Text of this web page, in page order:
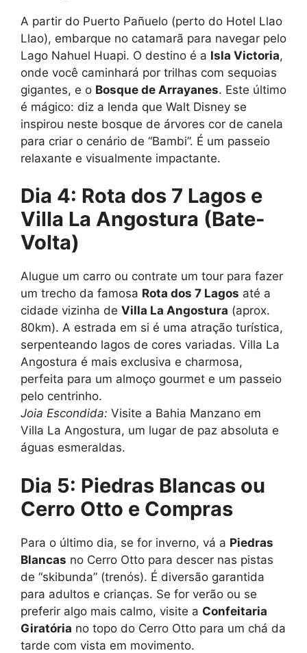
A partir do Puerto Pañuelo (perto do Hotel Llao
Llao), embarque no catamarã para navegar pelo
Lago Nahuel Huapi. O destino é a Isla Victoria,
onde você caminhará por trilhas com sequoias
gigantes, e o Bosque de Arrayanes. Este último
é mágico: diz a lenda que Walt Disney se
inspirou neste bosque de árvores cor de canela
para criar o cenário de “Bambi”. É um passeio
relaxante e visualmente impactante.
Dia 4: Rota dos 7 Lagos e
Villa La Angostura (Bate-
Volta)
Alugue um carro ou contrate um tour para fazer
um trecho da famosa Rota dos 7 Lagos até a
cidade vizinha de Villa La Angostura (aprox.
80km). A estrada em si é uma atração turística,
serpenteando lagos de cores variadas. Villa La
Angostura é mais exclusiva e charmosa,
perfeita para um almoço gourmet e um passeio
pelo centrinho.
Joia Escondida: Visite a Bahia Manzano em
Villa La Angostura, um lugar de paz absoluta e
águas esmeraldas.
Dia 5: Piedras Blancas ou
Cerro Otto e Compras
Para o último dia, se for inverno, vá a Piedras
Blancas no Cerro Otto para descer nas pistas
de “skibunda” (trenós). É diversão garantida
para adultos e crianças. Se for verão ou se
preferir algo mais calmo, visite a Confeitaria
Giratória no topo do Cerro Otto para um chá da
tarde com vista em movimento.